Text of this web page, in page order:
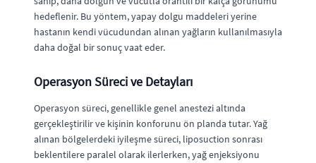
hedeflenir. Bu yöntem, yapay dolgu maddeleri yerine
hastanın kendi vücudundan alınan yağların kullanılmasıyla
daha doğal bir sonuç vaat eder.
Operasyon Süreci ve Detayları
Operasyon süreci, genellikle genel anestezi altında
gerçekleştirilir ve kişinin konforunu ön planda tutar. Yağ
alınan bölgelerdeki iyileşme süreci, liposuction sonrası
beklentilere paralel olarak ilerlerken, yağ enjeksiyonu